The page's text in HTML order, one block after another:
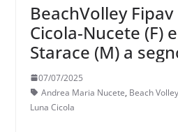
BeachVolley Fipav Lazio –
Cicola-Nucete (F)
Starace (M) a
07/07/2025
Andrea Maria Nucete, Beach Volley
Luna Cicola